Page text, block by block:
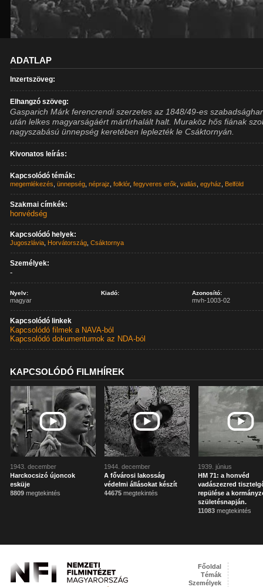
ADATLAP
Inzertszöveg:
Elhangzó szöveg:
Gasparich Márk ferencrendi szerzetes az 1848/49-es
után lelkes magyarságáért mártírhalált halt. Muraköz hős fiának
nagyszabású ünnepség keretében leplezték le Csáktornyán.
Kivonatos leírás:
Kapcsolódó témák:
megemlékezés ,ünnepség ,néprajz ,folklór,fegyveres erők ,vallás ,egyház Belföld
Szakmai címkék:
honvédség
Kapcsolódó helyek:
Jugoszlávia Horvátország ,Csáktornya
Személyek:
-
Nyelv:
magyar
Kiadó: Azonosító:
mvh-1003-02
Kapcsolódó linkek
Kapcsolódó filmek a NAVA-ból
Kapcsolódó dokumentumok az NDA-ból
KAPCSOLÓDÓ FILMHÍREK
1943. december
Harckocsizó újoncok
esküje
8809 megtekintés
1944. december
A fővárosi lakosság
védelmi állásokat készít
44675 megtekintés
1939. június
HM 71: a honvéd
vadászezred
repülése a
születésnapján.
11083 megtekintés
Főoldal
Témák
Személyek